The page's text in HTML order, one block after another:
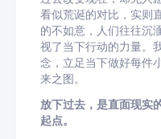
看似荒诞的对比，实则
的不如意，人们往往沉
视了当下行动的力量。
念，立足当下做好每件
来之图。
放下过去，是直面现实
起点。